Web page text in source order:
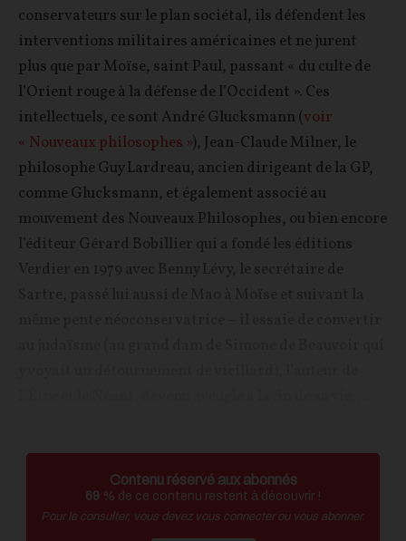
conservateurs sur le plan sociétal, ils défendent les
interventions militaires américaines et ne jurent
plus que par Moïse, saint Paul, passant « du culte de
l’Orient rouge à la défense de l’Occident ». Ces
intellectuels, ce sont André Glucksmann (voir
« Nouveaux philosophes »), Jean-Claude Milner, le
philosophe Guy Lardreau, ancien dirigeant de la GP,
comme Glucksmann, et également associé au
mouvement des Nouveaux Philosophes, ou bien encore
l’éditeur Gérard Bobillier qui a fondé les éditions
Contenu réservé aux abonnés
69 % de ce contenu restent à découvrir !
Pour le consulter, vous devez vous connecter ou vous abonner.